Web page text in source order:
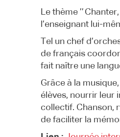
Le thème ’’
l’enseignant lui-
Tel un chef
de français
fait naître une
Grâce à la
élèves, nourrir leur
collectif. Chanson,
de faciliter la